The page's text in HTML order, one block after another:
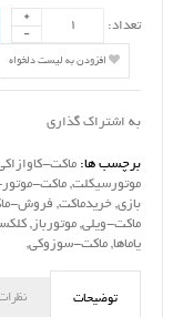
تعداد:
افزودن به لیست دلخواه
به اشتراک گذاری
برچسب ها: ماکت-
موتورسیکلت, ماکت-
بازی, خریدماکت, فروش-
ماکت-ویلی, موتورباز ,
یاماها, ماکت-سوزوکی,
توضیحات نظرات